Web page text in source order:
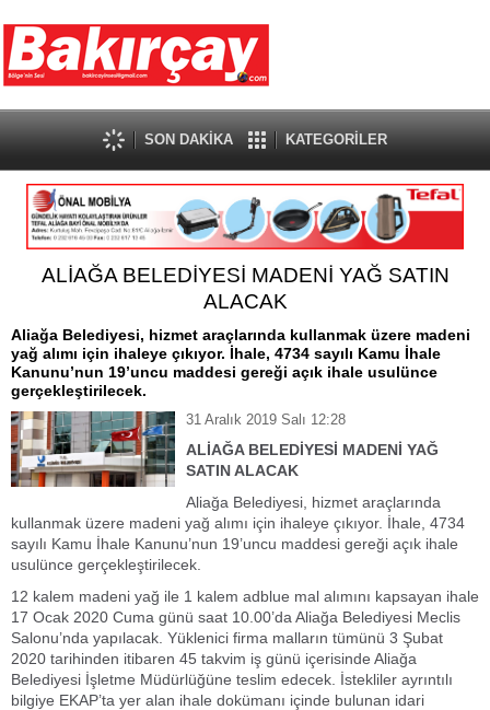
SON DAKİKA KATEGORİLER
ALİAĞA BELEDİYESİ MADENİ YAĞ SATIN
ALACAK
Aliağa Belediyesi, hizmet araçlarında kullanmak üzere madeni
yağ alımı için ihaleye çıkıyor. İhale, 4734 sayılı Kamu İhale
Kanunu’nun 19’uncu maddesi gereği açık ihale usulünce
gerçekleştirilecek.
31 Aralık 2019 Salı 12:28
ALİAĞA BELEDİYESİ MADENİ YAĞ
SATIN ALACAK
Aliağa Belediyesi, hizmet araçlarında
kullanmak üzere madeni yağ alımı için ihaleye çıkıyor. İhale, 4734
sayılı Kamu İhale Kanunu’nun 19’uncu maddesi gereği açık ihale
usulünce gerçekleştirilecek.
12 kalem madeni yağ ile 1 kalem adblue mal alımını kapsayan ihale
17 Ocak 2020 Cuma günü saat 10.00’da Aliağa Belediyesi Meclis
Salonu’nda yapılacak. Yüklenici firma malların tümünü 3 Şubat
2020 tarihinden itibaren 45 takvim iş günü içerisinde Aliağa
Belediyesi İşletme Müdürlüğüne teslim edecek. İstekliler ayrıntılı
bilgiye EKAP’ta yer alan ihale dokümanı içinde bulunan idari